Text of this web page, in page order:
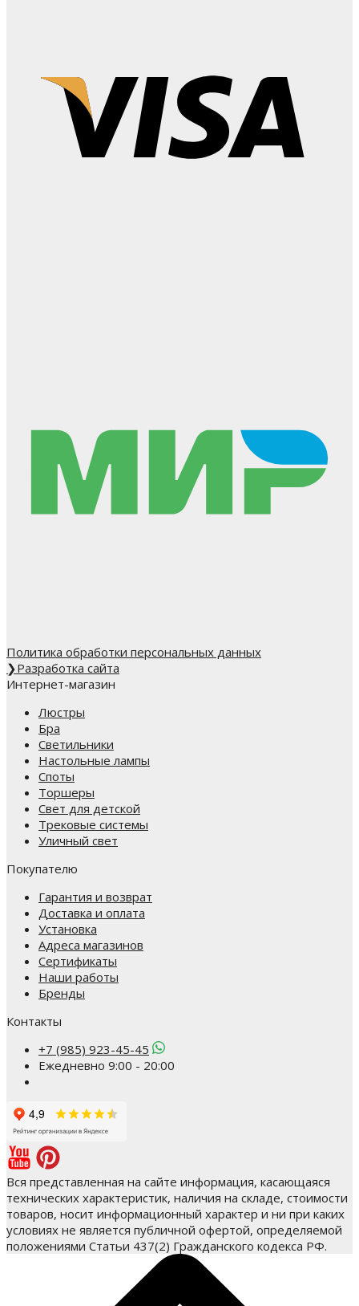
Политика обработки персональных данных
❯Разработка сайта
Интернет-магазин
Люстры
Бра
Светильники
Настольные лампы
Споты
Торшеры
Свет для детской
Трековые системы
Уличный свет
Покупателю
Гарантия и возврат
Доставка и оплата
Установка
Адреса магазинов
Сертификаты
Наши работы
Бренды
Контакты
+7 (985) 923-45-45
Ежедневно 9:00 - 20:00
Вся представленная на сайте информация, касающаяся
технических характеристик, наличия на складе, стоимости
товаров, носит информационный характер и ни при каких
условиях не является публичной офертой, определяемой
положениями Статьи 437(2) Гражданского кодекса РФ.